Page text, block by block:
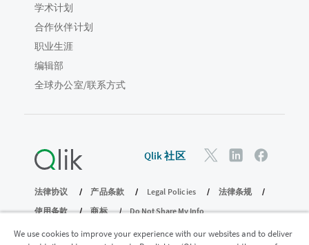
学术计划
合作伙伴计划
职业生涯
编辑部
全球办公室/联系方式
Qlik 社区
法律协议 产品条款 Legal Policies
法律条规
使用条款
商标
Do Not Share My Info
版权所有 © 1993-2026 QlikTech International AB。保留所有权利。
We use cookies to improve your experience with our websites and to deliver